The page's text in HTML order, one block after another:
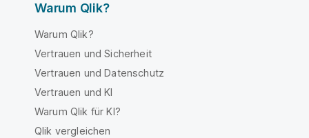
Warum Qlik?
Warum Qlik?
Vertrauen und Sicherheit
Vertrauen und Datenschutz
Vertrauen und KI
Warum Qlik für KI?
Qlik vergleichen